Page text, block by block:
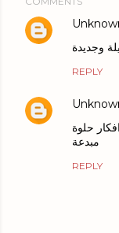
وجديدة
REPLY
مبدعة
REPLY